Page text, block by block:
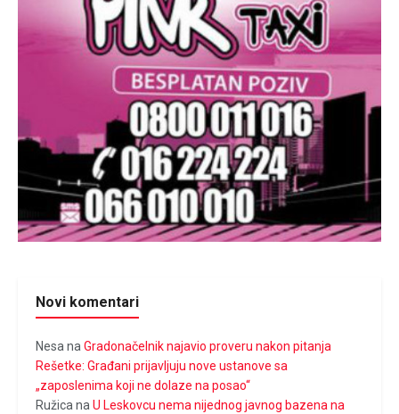
Novi komentari
NesanaGradonačelnik najavio proveru nakon pitanja
Rešetke: Građani prijavljuju nove ustanove sa
„zaposlenima koji ne dolaze na posao“
RužicanaU Leskovcu nema nijednog javnog bazena na